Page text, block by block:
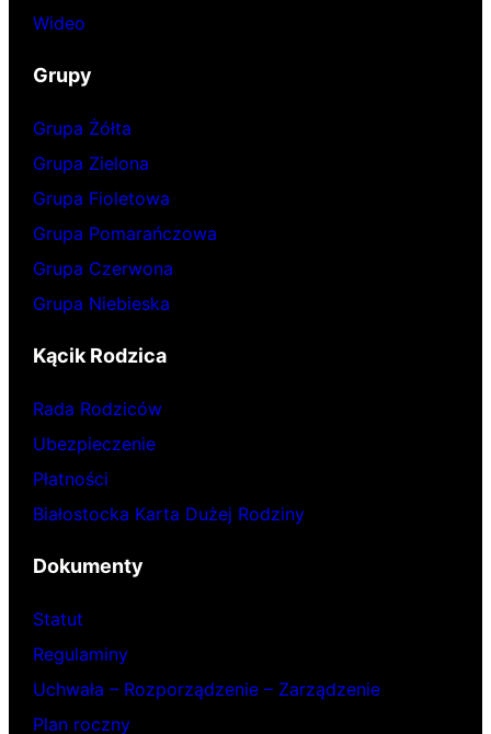
Wideo
Grupy
Grupa Żółta
Grupa Zielona
Grupa Fioletowa
Grupa Pomarańczowa
Grupa Czerwona
Grupa Niebieska
Kącik Rodzica
Rada Rodziców
Ubezpieczenie
Płatności
Białostocka Karta Dużej Rodziny
Dokumenty
Statut
Regulaminy
Uchwała – Rozporządzenie – Zarządzenie
Plan roczny